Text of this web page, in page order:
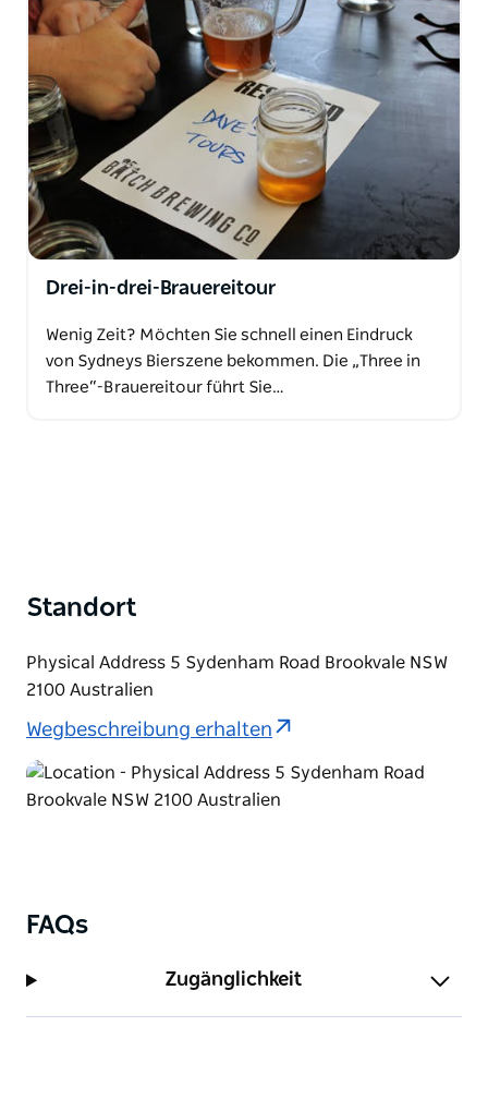
Drei-in-drei-Brauereitour
Wenig Zeit? Möchten Sie schnell einen Eindruck
von Sydneys Bierszene bekommen. Die „Three in
Three“-Brauereitour führt Sie…
Standort
Physical Address 5 Sydenham Road Brookvale NSW
2100 Australien
Wegbeschreibung erhalten
FAQs
Zugänglichkeit